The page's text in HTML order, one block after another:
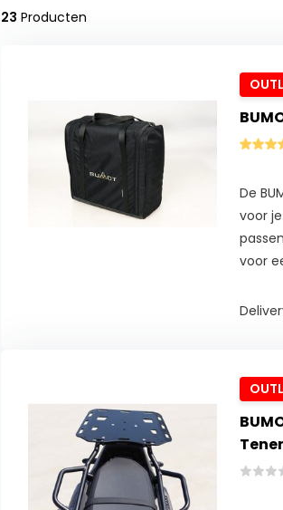
23 Producten
De
voor
voor